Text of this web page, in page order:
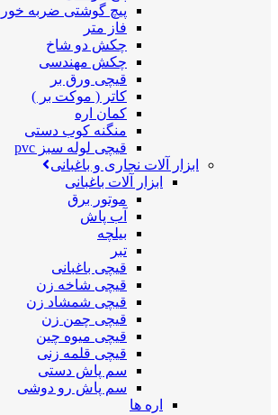
پیچ گوشتی ضربه خور
فاز متر
چکش دو شاخ
چکش مهندسی
قیچی ورق بر
کاتر ( موکت بر )
کمان اره
منگنه کوب دستی
قیچی لوله سبز pvc
ابزار آلات نجاری و باغبانی
ابزار آلات باغبانی
موتور برق
آب پاش
بیلچه
تبر
قیچی باغبانی
قیچی شاخه زن
قیچی شمشاد زن
قیچی چمن زن
قیچی میوه چین
قیچی قلمه زنی
سم پاش دستی
سم پاش رو دوشی
اره ها